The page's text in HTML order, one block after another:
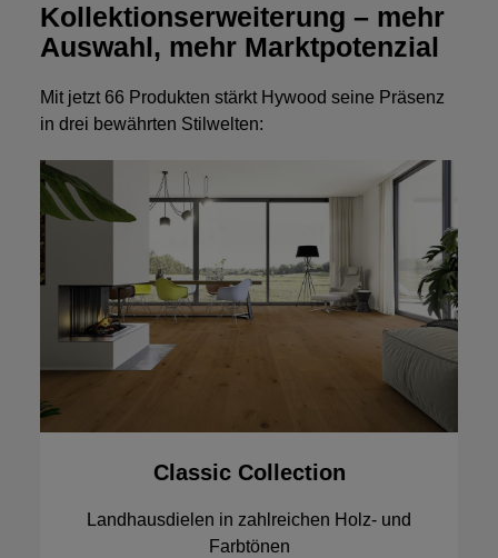
Kollektionserweiterung – mehr
Auswahl, mehr Marktpotenzial
Mit jetzt 66 Produkten stärkt Hywood seine Präsenz
in drei bewährten Stilwelten:
Classic Collection
Landhausdielen in zahlreichen Holz- und
Farbtönen